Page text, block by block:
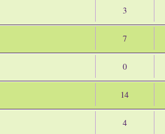
3
7
0
14
4